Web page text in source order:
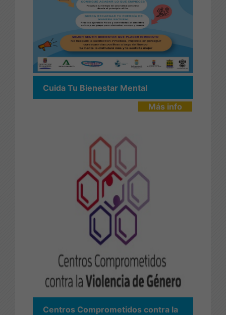
Cuida Tu Bienestar Mental
Más info
Centros Comprometidos contra la